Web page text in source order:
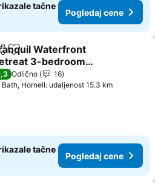
tačne
Pogledaj cene
Dodati u favorite
Waterfront
3-bedroom
With Wifi In
Bath Ny
Odlično
16
Bath, Hornell: udaljenost 15.3 km
tačne
Pogledaj cene